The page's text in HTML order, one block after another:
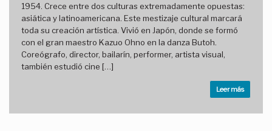
1954. Crece entre dos culturas extremadamente opuestas:
asiática y latinoamericana. Este mestizaje cultural marcará
toda su creación artística. Vivió en Japón, donde se formó
con el gran maestro Kazuo Ohno en la danza Butoh.
Coreógrafo, director, bailarín, performer, artista visual,
también estudió cine […]
Leer más